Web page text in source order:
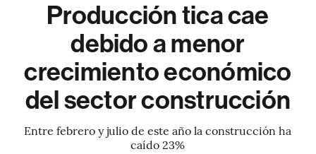
Producción tica cae
debido a menor
crecimiento económico
del sector construcción
Entre febrero y julio de este año la construcción ha
caído 23%